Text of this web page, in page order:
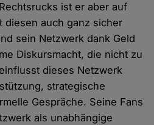
ist er aber auf
diesen auch ganz sicher
sein Netzwerk dank Geld
Diskursmacht, die nicht zu
dieses Netzwerk
strategische
Gespräche. Seine Fans
als unabhängige